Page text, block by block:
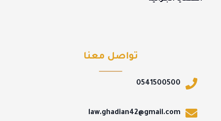
تواصل معنا
0541500500
law.ghadian42@gmail.com